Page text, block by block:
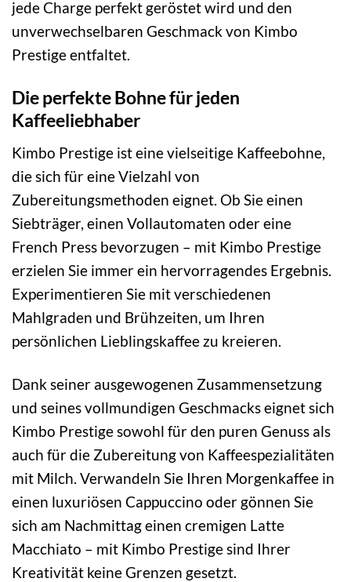
jede Charge perfekt geröstet wird und den
unverwechselbaren Geschmack von Kimbo
Prestige entfaltet.
Die perfekte Bohne für jeden
Kaffeeliebhaber
Kimbo Prestige ist eine vielseitige Kaffeebohne,
die sich für eine Vielzahl von
Zubereitungsmethoden eignet. Ob Sie einen
Siebträger, einen Vollautomaten oder eine
French Press bevorzugen – mit Kimbo Prestige
erzielen Sie immer ein hervorragendes Ergebnis.
Experimentieren Sie mit verschiedenen
Mahlgraden und Brühzeiten, um Ihren
persönlichen Lieblingskaffee zu kreieren.
Dank seiner ausgewogenen Zusammensetzung
und seines vollmundigen Geschmacks eignet sich
Kimbo Prestige sowohl für den puren Genuss als
auch für die Zubereitung von Kaffeespezialitäten
mit Milch. Verwandeln Sie Ihren Morgenkaffee in
einen luxuriösen Cappuccino oder gönnen Sie
sich am Nachmittag einen cremigen Latte
Macchiato – mit Kimbo Prestige sind Ihrer
Kreativität keine Grenzen gesetzt.